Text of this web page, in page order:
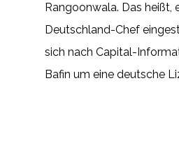
Rangoonwala. Das heißt,
Deutschland-Chef
sich nach Capital-
Bafin um eine deutsche